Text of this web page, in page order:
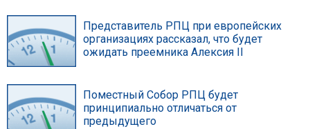
Представитель РПЦ при европейских
организациях рассказал, что будет
ожидать преемника Алексия II
Поместный Собор РПЦ будет
принципиально отличаться от
предыдущего